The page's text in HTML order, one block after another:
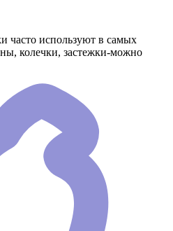
часто используют в самых
колечки, застежки-можно